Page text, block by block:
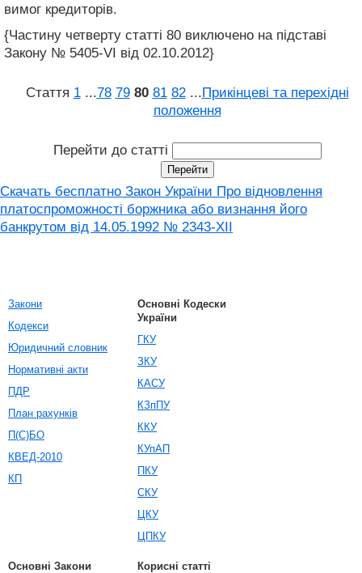
вимог кредиторів.
{Частину четверту статті 80 виключено на підставі
Закону № 5405-VI від 02.10.2012}
Стаття 1 ...78 79 80 81 82 ...Прикінцеві та перехідні
положення
Перейти до статті
Скачать бесплатно Закон України Про відновлення
платоспроможності боржника або визнання його
банкрутом вiд 14.05.1992 № 2343-XII
Закони
Кодекси
Юридичний словник
Нормативні акти
ПДР
План рахунків
П(С)БО
КВЕД-2010
КП
Основні Кодески
України
ГКУ
ЗКУ
КАСУ
КЗпПУ
ККУ
КУпАП
ПКУ
СКУ
ЦКУ
ЦПКУ
Основні Закони
Корисні статті